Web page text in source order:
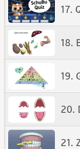
17.
18.
19.
20.
21.